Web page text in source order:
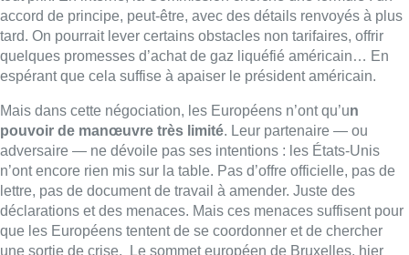
une sortie de crise. Le sommet européen de Bruxelles, hier
soir, en est une nouvelle preuve. On y a parlé défense, soutien
à l’Ukraine, sanctions contre la Russie — mais toujours avec
l’ombre américaine en toile de fond. Les sanctions ont bien été
prolongées, de justesse, malgré les résistances de la Hongrie
et de la Slovaquie. Mais un nouveau paquet a été bloqué.
En face, donc, Donald Trump avance, bouscule, provoque. Ce
n’est pas nouveau. Ce qui l’est, c’est qu’aujourd’hui, il semble
réussir. Non seulement à imposer ses priorités — les 5 % de
l’OTAN, le gaz, le commerce — mais aussi à diviser l’Europe.
À l’Est, on veut aller plus vite. À l’Ouest, on hésite. Au Sud, on
s’inquiète des représailles. Et au Nord, on appelle à plus de